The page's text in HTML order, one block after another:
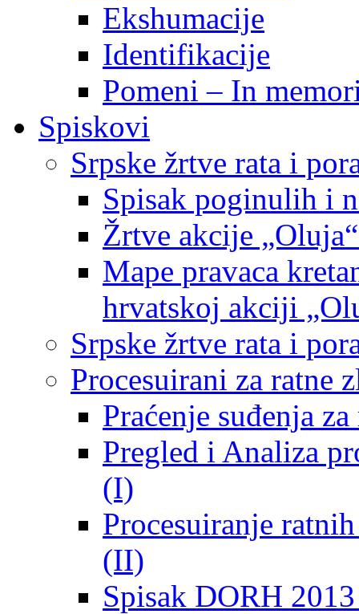
Ekshumacije
Identifikacije
Pomeni – In
Spiskovi
Srpske žrtve rata i
Spisak poginulih i
Žrtve akcije
Mape pravaca
hrvatskoj akciji
Srpske žrtve rata i
Procesuirani za ratne
Praćenje suđenja
Pregled i Analiza
(I)
Procesuiranje
(II)
Spisak DORH